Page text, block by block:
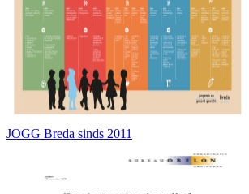
JOGG Breda sinds 2011